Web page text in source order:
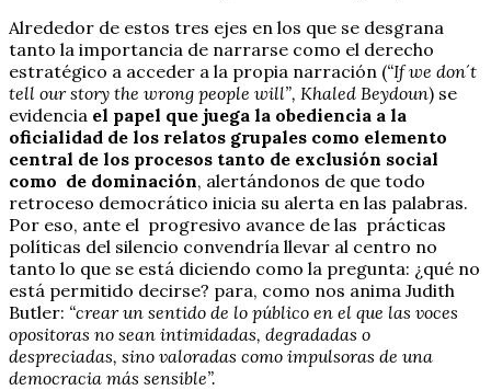
Alrededor de estos tres ejes en los que se desgrana
tanto la importancia de narrarse como el derecho
estratégico a acceder a la propia narración (“If we don´t
tell our story the wrong people will”, Khaled Beydoun) se
evidencia el papel que juega la obediencia a la
oficialidad de los relatos grupales como elemento
central de los procesos tanto de exclusión social
como de dominación, alertándonos de que todo
retroceso democrático inicia su alerta en las palabras.
Por eso, ante el progresivo avance de las prácticas
políticas del silencio convendría llevar al centro no
tanto lo que se está diciendo como la pregunta: ¿qué no
está permitido decirse? para, como nos anima Judith
Butler: “crear un sentido de lo público en el que las voces
opositoras no sean intimidadas, degradadas o
despreciadas, sino valoradas como impulsoras de una
democracia más sensible”.